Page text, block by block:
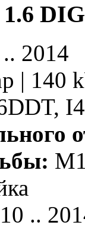
1.6
2014
| 140
..